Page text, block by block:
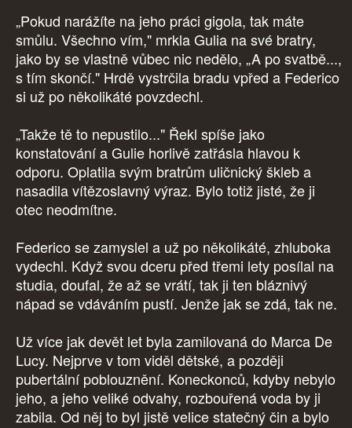
„Pokud narážíte na jeho práci gigola, tak máte
smůlu. Všechno vím," mrkla Gulia na své bratry,
jako by se vlastně vůbec nic nedělo, „A po svatbě...,
s tím skončí." Hrdě vystrčila bradu vpřed a Federico
si už po několikáté povzdechl.
„Takže tě to nepustilo..." Řekl spíše jako
konstatování a Gulie horlivě zatřásla hlavou k
odporu. Oplatila svým bratrům uličnický škleb a
nasadila vítězoslavný výraz. Bylo totiž jisté, že ji
otec neodmítne.
Federico se zamyslel a už po několikáté, zhluboka
vydechl. Když svou dceru před třemi lety posílal na
studia, doufal, že až se vrátí, tak ji ten bláznivý
nápad se vdáváním pustí. Jenže jak se zdá, tak ne.
Už více jak devět let byla zamilovaná do Marca De
Lucy. Nejprve v tom viděl dětské, a později
pubertální poblouznění. Koneckonců, kdyby nebylo
jeho, a jeho veliké odvahy, rozbouřená voda by ji
zabila. Od něj to byl jistě velice statečný čin a bylo